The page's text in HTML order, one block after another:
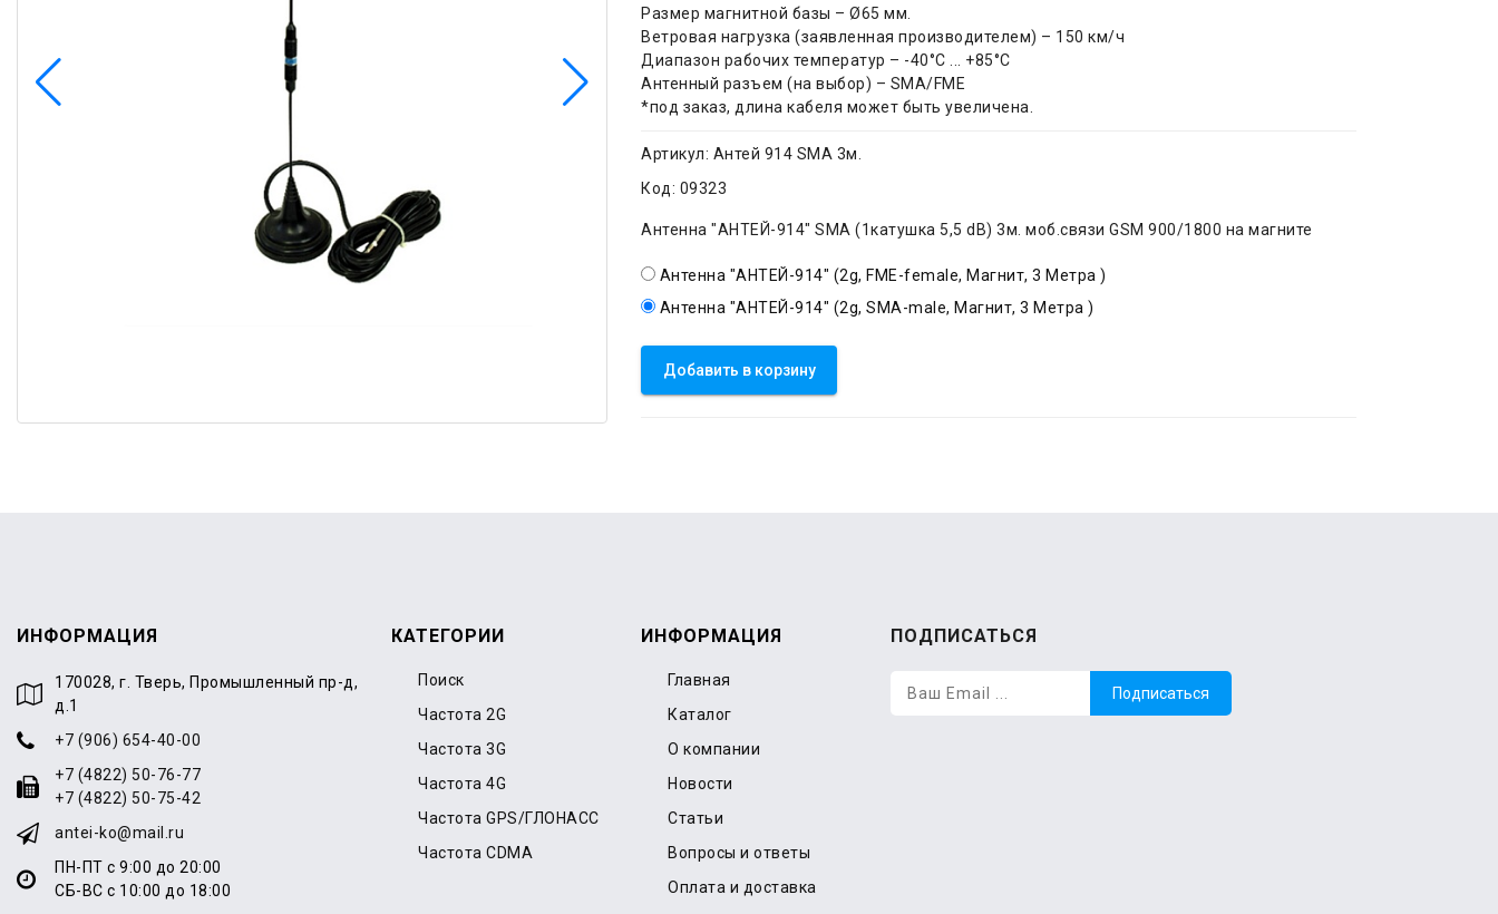
Размер магнитной базы – Ø65 мм.
Ветровая нагрузка (заявленная производителем) – 150 км/ч
Диапазон рабочих температур – -40°C ... +85°C
Антенный разъем (на выбор) – SMA/FME
*под заказ, длина кабеля может быть увеличена.
Артикул: Антей 914 SMA 3м.
Код: 09323
Антенна "АНТЕЙ-914" SMA (1катушка 5,5 dB) 3м. моб.связи GSM 900/1800 на магните
Антенна "АНТЕЙ-914" (2g, FME-female, Магнит, 3 Метра )
Антенна "АНТЕЙ-914" (2g, SMA-male, Магнит, 3 Метра )
Добавить в корзину
ИНФОРМАЦИЯ
170028, г. Тверь, Промышленный пр-д,
д.1
+7 (906) 654-40-00
+7 (4822) 50-76-77
+7 (4822) 50-75-42
antei-ko@mail.ru
ПН-ПТ с 9:00 до 20:00
СБ-ВС с 10:00 до 18:00
КАТЕГОРИИ
Поиск
Частота 2G
Частота 3G
Частота 4G
Частота GPS/ГЛОНАСС
Частота CDMA
ИНФОРМАЦИЯ
Главная
Каталог
О компании
Новости
Статьи
Вопросы и ответы
Оплата и доставка
ПОДПИСАТЬСЯ
Подписаться